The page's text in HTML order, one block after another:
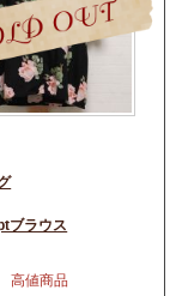
ブラウス
高値商品